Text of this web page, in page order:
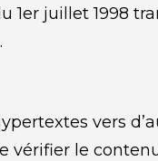
1er juillet 1998
vers
vérifier le